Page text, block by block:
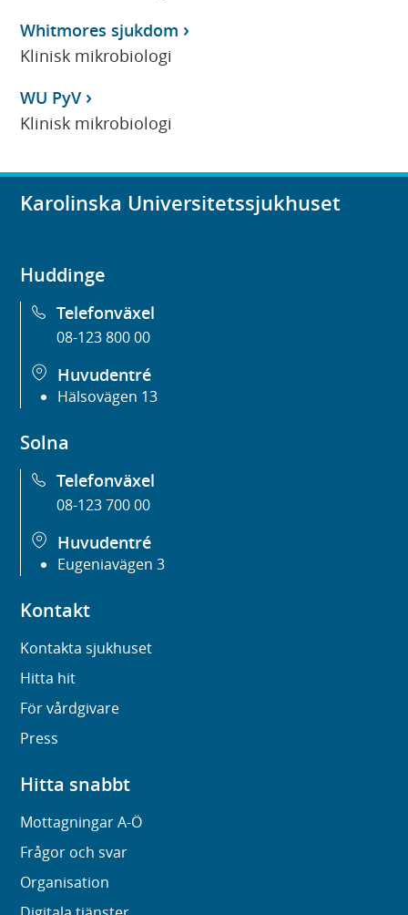
Whitmores sjukdom
Klinisk mikrobiologi
WU PyV
Klinisk mikrobiologi
Karolinska Universitetssjukhuset
Huddinge
Telefonväxel
08-123 800 00
Huvudentré
Hälsovägen 13
Solna
Telefonväxel
08-123 700 00
Huvudentré
Eugeniavägen 3
Kontakt
Kontakta sjukhuset
Hitta hit
För vårdgivare
Press
Hitta snabbt
Mottagningar A-Ö
Frågor och svar
Organisation